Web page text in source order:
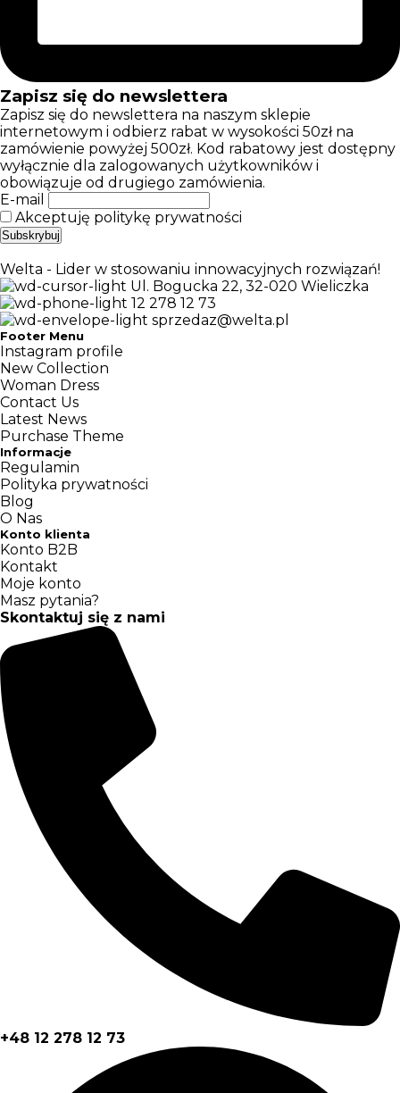
Zapisz się do newslettera
Zapisz się do newslettera na naszym sklepie
internetowym i odbierz rabat w wysokości 50zł na
zamówienie powyżej 500zł. Kod rabatowy jest dostępny
wyłącznie dla zalogowanych użytkowników i
obowiązuje od drugiego zamówienia.
E-mail
Akceptuję politykę prywatności
Welta - Lider w stosowaniu innowacyjnych rozwiązań!
Ul. Bogucka 22, 32-020 Wieliczka
12 278 12 73
sprzedaz@welta.pl
Footer Menu
Instagram profile
New Collection
Woman Dress
Contact Us
Latest News
Purchase Theme
Informacje
Regulamin
Polityka prywatności
Blog
O Nas
Konto klienta
Konto B2B
Kontakt
Moje konto
Masz pytania?
Skontaktuj się z nami
+48 12 278 12 73